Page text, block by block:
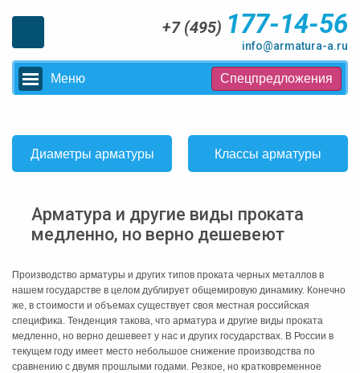
+7 (495) 177-14-56
info@armatura-a.ru
Меню Спецпредложения
Диаметры арматуры Классы арматуры
Арматура и другие виды проката
медленно, но верно дешевеют
Производство арматуры и других типов проката черных металлов в
нашем государстве в целом дублирует общемировую динамику. Конечно
же, в стоимости и объемах существует своя местная российская
специфика. Тенденция такова, что арматура и другие виды проката
медленно, но верно дешевеет у нас и других государствах. В России в
текущем году имеет место небольшое снижение производства по
сравнению с двумя прошлыми годами. Резкое, но кратковременное